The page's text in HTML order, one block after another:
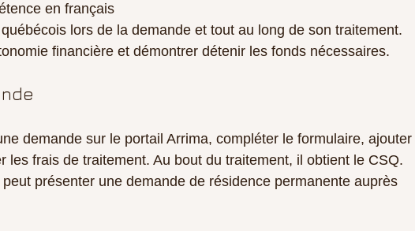
en français
lors de la demande et tout au long de son traitement.
financière et démontrer détenir les fonds nécessaires.
demande sur le portail Arrima, compléter le formulaire, ajouter
les frais de traitement. Au bout du traitement, il obtient le CSQ.
présenter une demande de résidence permanente auprès